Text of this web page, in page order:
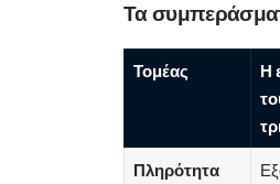
Τα
Τομέας
Η
Πληρότητα